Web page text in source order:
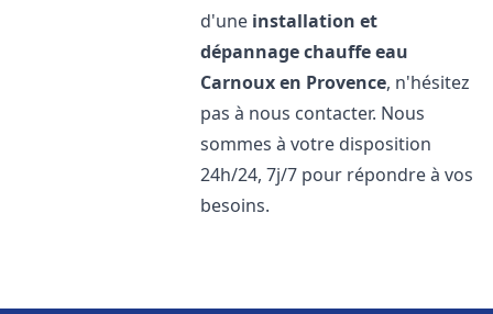
d'une installation et
dépannage chauffe eau
Carnoux en Provence, n'hésitez
pas à nous contacter. Nous
sommes à votre disposition
24h/24, 7j/7 pour répondre à vos
besoins.